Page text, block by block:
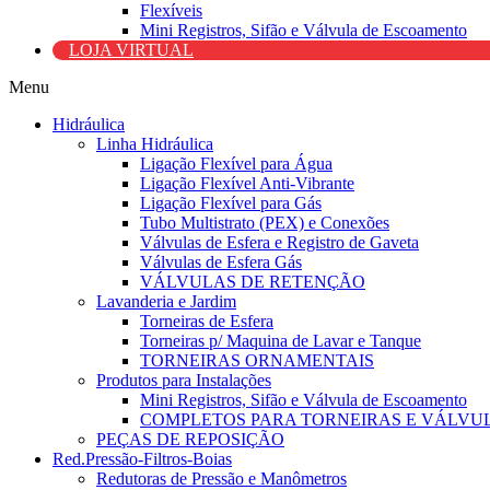
Flexíveis
Mini Registros, Sifão e Válvula de Escoamento
LOJA VIRTUAL
Menu
Hidráulica
Linha Hidráulica
Ligação Flexível para Água
Ligação Flexível Anti-Vibrante
Ligação Flexível para Gás
Tubo Multistrato (PEX) e Conexões
Válvulas de Esfera e Registro de Gaveta
Válvulas de Esfera Gás
VÁLVULAS DE RETENÇÃO
Lavanderia e Jardim
Torneiras de Esfera
Torneiras p/ Maquina de Lavar e Tanque
TORNEIRAS ORNAMENTAIS
Produtos para Instalações
Mini Registros, Sifão e Válvula de Escoamento
COMPLETOS PARA TORNEIRAS E
PEÇAS DE REPOSIÇÃO
Red.Pressão-Filtros-Boias
Redutoras de Pressão e Manômetros